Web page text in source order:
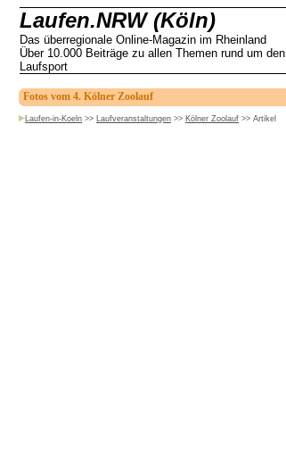
Laufen.NRW (Köln)
Das überregionale Online-Magazin im Rheinland
Über 10.000 Beiträge zu allen Themen rund um den
Laufsport
Fotos vom 4. Kölner Zoolauf
Laufen-in-Koeln >> Laufveranstaltungen >> Kölner Zoolauf >> Artikel